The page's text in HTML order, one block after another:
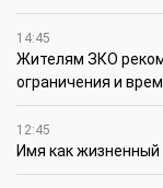
14:45
Жителям ЗКО
ограничения и
12:45
Имя как жизненный